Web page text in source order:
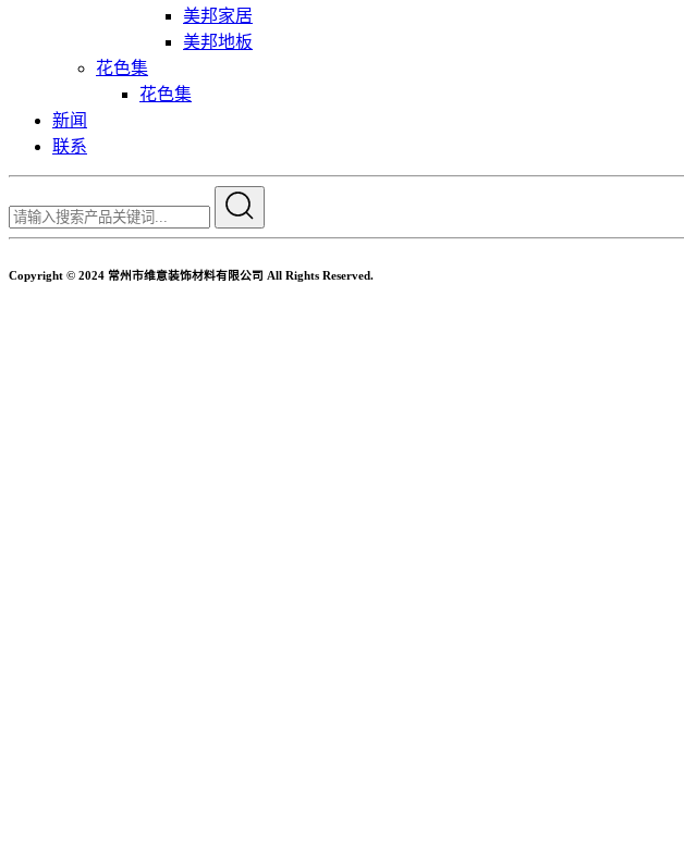
美邦家居
美邦地板
花色集
花色集
新闻
联系
Copyright © 2024 常州市维意装饰材料有限公司 All Rights Reserved.